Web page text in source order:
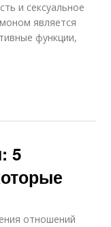
и сексуальное
является
функции,
5
отношений